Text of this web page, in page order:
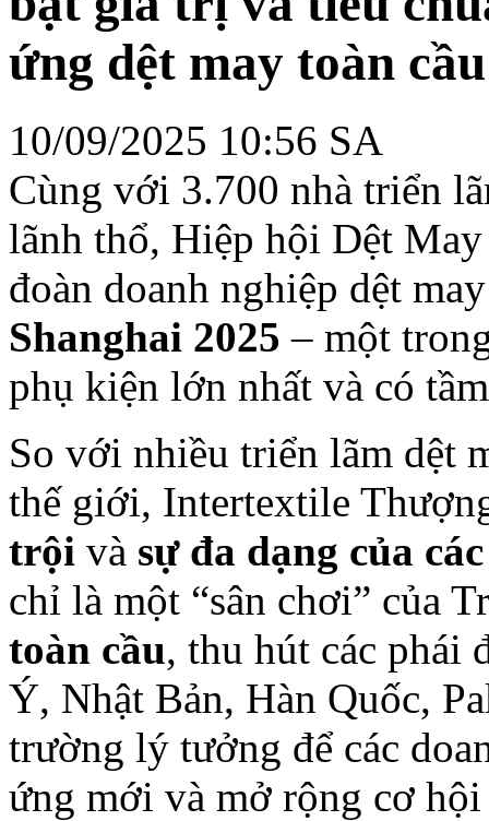
ứng dệt may toàn cầu
10/09/2025 10:56 SA
Cùng với 3.700 nhà triển
lãnh thổ, Hiệp hội Dệt
đoàn doanh nghiệp dệt
Shanghai 2025 – một
phụ kiện lớn nhất và có
So với nhiều triển lãm dệt
thế giới, Intertextile
trội và sự đa dạng của
chỉ là một “sân chơi” của
toàn cầu, thu hút các phái
Ý, Nhật Bản, Hàn Quốc,
trường lý tưởng để các
ứng mới và mở rộng cơ